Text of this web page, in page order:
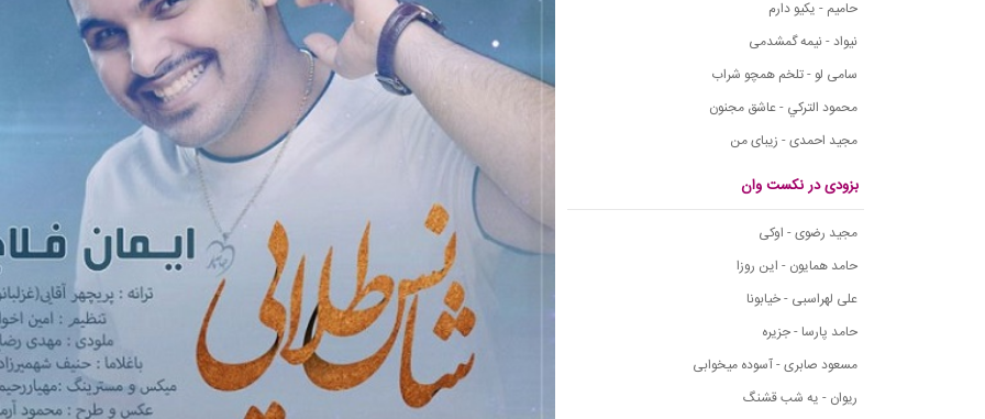
حامیم - یکیو دارم
نیواد - نیمه گمشدمی
سامی لو - تلخم همچو شراب
محمود التركي - عاشق مجنون
مجید احمدی - زیبای من
بزودی در نکست وان
مجید رضوی - اوکی
حامد همایون - این روزا
علی لهراسبی - خیابونا
حامد پارسا - جزیره
مسعود صابری - آسوده میخوابی
ریوان - یه شب قشنگ